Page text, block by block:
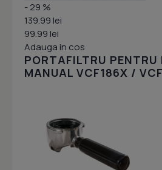
- 29 %
139.99 lei
99.99 lei
Adauga in cos
PORTAFILTRU PENTRU
MANUAL VCF186X /